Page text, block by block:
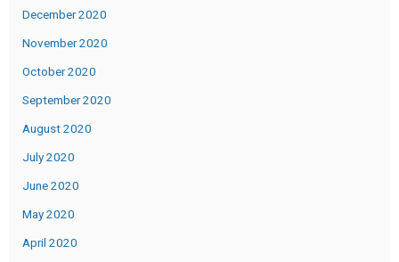
December 2020
November 2020
October 2020
September 2020
August 2020
July 2020
June 2020
May 2020
April 2020